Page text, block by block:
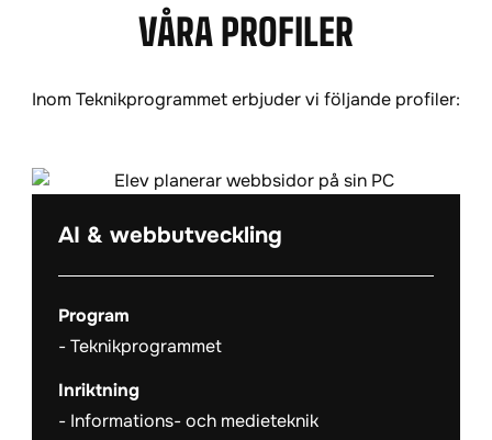
VÅRA PROFILER
Inom Teknikprogrammet erbjuder vi följande profiler:
AI & webbutveckling
Program
Teknikprogrammet
Inriktning
Informations- och medieteknik